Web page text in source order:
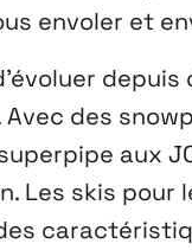
envoler et
des
aux
Les skis pour